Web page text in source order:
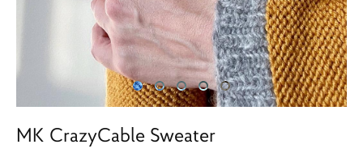
МК CrazyCable Sweater